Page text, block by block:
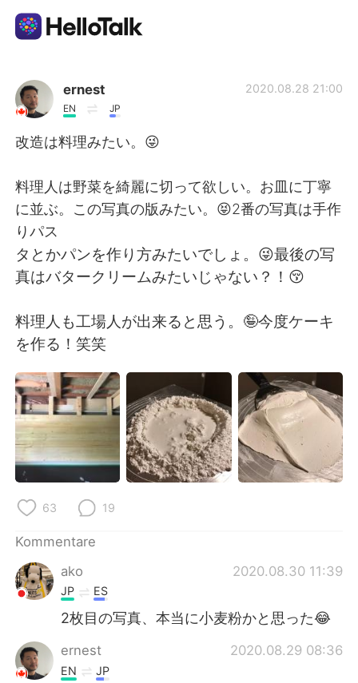
Sprachaustausch-App
AI Grammar Checker
繁體中文 Español
العربية Français
Русский ไทย
Indonesia Italiano
Türkçe Tiếng Việt
ernest
EN JP
2020.08.28 21:00
改造は料理みたい。😜
料理人は野菜を綺麗に切って欲しい。お皿に丁寧
に並ぶ。この写真の版みたい。😝2番の写真は手作
りパス
タとかパンを作り方みたいでしょ。😜最後の写
真はバタークリームみたいじゃない？！😚
料理人も工場人が出来ると思う。🤪今度ケーキ
を作る！笑笑
63 19
Kommentare
ako
2020.08.30 11:39
JP ES
2枚目の写真、本当に小麦粉かと思った😂
ernest 2020.08.29 08:36
EN JP